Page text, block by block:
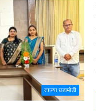
ताज्या घडामोडी